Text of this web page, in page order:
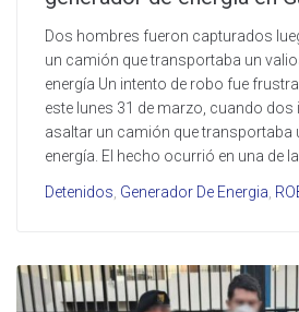
Dos hombres fueron capturados
un camión que transportaba un
energía Un intento de robo fue
este lunes 31 de marzo, cuando
asaltar un camión que transportaba
energía. El hecho ocurrió en una de
Detenidos Generador De Energia